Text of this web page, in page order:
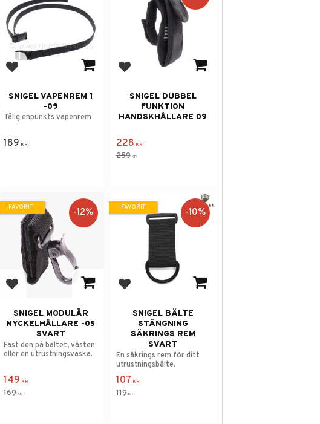
Lägg till i favoriter
SNIGEL VAPENREM 1
-09
Tålig enpunkts vapenrem
189 KR
Lägg till i favoriter
SNIGEL DUBBEL
FUNKTION
HANDSKHÅLLARE 09
228 KR
259KR
Lägg till i favoriter
SNIGEL MODULÄR
NYCKELHÅLLARE -05
SVART
Fäst den på bältet, västen
eller en utrustningsväska.
149 KR
169KR
12%
FAVORIT
Lägg till i favoriter
SNIGEL BÄLTE
STÄNGNING
SÄKRINGS REM
SVART
En säkrings rem för ditt
utrustningsbälte.
107 KR
119KR
10%
FAVORIT